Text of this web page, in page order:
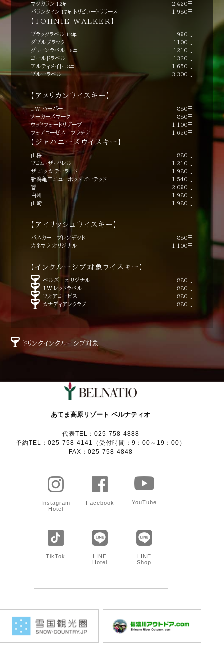
マッカラン 12年
2,420円
バランタイン 17年 トリビュートリリース 1,980円
【JOHNIE WALKER】
ブラックラベル 12年
990円
ダブルブラック
1100円
グリーンラベル 15年
1210円
ゴールドラベル
1320円
アルティメイト １８年
1,650円
ブルーラベル
3,300円
【アメリカンウイスキー】
I.W.ハーパー
880円
メーカーズマーク
880円
ウッドフォードリザーブ
1,100円
フォアローゼス プラチナ
1,650円
【ジャパニーズウイスキー】
山桜
880円
フロム・ザ・バレル
1,210円
ザ ニッカ テーラード
1,980円
新潟亀田ニューポット ピーテッド
1,540円
響
2,090円
白州
1,980円
山崎
1,980円
【アイリッシュウイスキー】
バスカー ブレンデッド
880円
カネマラ オリジナル
1,100円
【インクルーシブ対象ウイスキー】
ベルズ オリジナル
880円
J.W レッドラベル
880円
フォアローゼス
880円
カナディアンクラブ
880円
ドリンクインクルーシブ対象
あてま高原リゾート ベルナティオ
代表TEL：025-758-4888
予約TEL：025-758-4141（受付時間：9：00～19：00）
FAX：025-758-4848
Instagram
Hotel
Facebook YouTube
TikTok
LINE
Hotel
LINE
Shop